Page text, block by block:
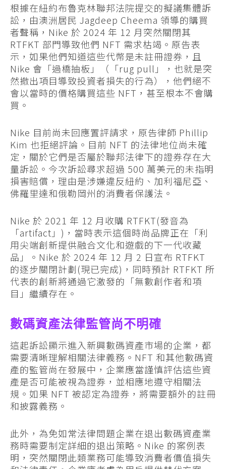
根據在紐約布魯克林聯邦法院提交的擬議集體訴
訟，由澳洲居民 Jagdeep Cheema 領導的購買
者聲稱，Nike 於 2024 年 12 月突然關閉其
RTFKT 部門導致他們 NFT 需求枯竭。原告表
示，如果他們知道這些代幣是未註冊證券，且
Nike 會「過橋抽板」（「rug pull」，也就是突
然撤出項目導致投資者損失的行為），他們絕不
會以當時的價格購買這些 NFT，甚至根本不會購
買。
Nike 目前尚未回應置評請求，原告律師 Phillip
Kim 也拒絕評論。目前 NFT 的法律地位尚未確
定，關於它們是否屬於聯邦法律下的證券存在大
量訴訟。今次訴訟尋求超過 500 萬美元的未指明
損害賠償，理由是涉嫌違反紐約、加利福尼亞、
佛羅里達和俄勒岡州的消費者保護法。
Nike 於 2021 年 12 月收購 RTFKT(發音為
「artifact」)，當時表示這個時尚品牌正在「利
用尖端創新提供融合文化和遊戲的下一代收藏
品」。Nike 於 2024 年 12 月 2 日宣布 RTFKT
的逐步關閉計劃(現已完成)，同時預計 RTFKT 所
代表的創新將通過它激發的「無數創作者和項
目」繼續存在。
數碼資產法律監管尚不明確
這起訴訟顯示進入新興數碼資產市場的企業，都
需要清晰理解相關法律義務。NFT 和其他數碼資
產的監管尚在發展中，企業應當謹慎評估這些資
產是否可能被視為證券，並相應地遵守相關法
規。如果 NFT 被認定為證券，將需要額外的註冊
和披露義務。
此外，為免如常法律問題企業在退出數碼資產業
務時需要制定詳細的退出策略。Nike 的案例表
明，突然關閉此類業務可能導致消費者價值損失